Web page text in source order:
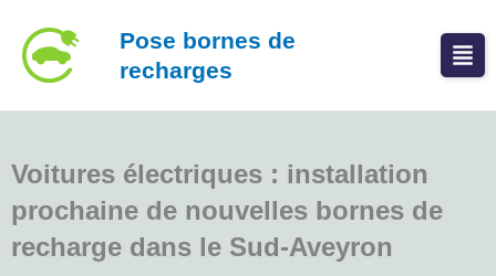
contenu
Pose bornes de
recharges
Voitures électriques : installation
prochaine de nouvelles bornes de
recharge dans le Sud-Aveyron